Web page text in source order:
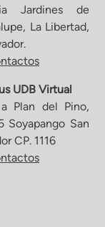
Jardines de
La Libertad,
UDB Virtual
Plan del Pino,
Soyapango San
CP. 1116